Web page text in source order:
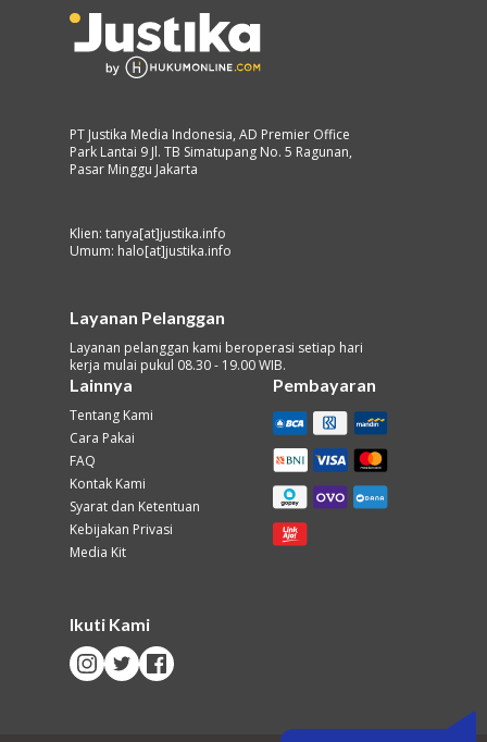
PT Justika Media Indonesia, AD Premier Office
Park Lantai 9 Jl. TB Simatupang No. 5 Ragunan,
Pasar Minggu Jakarta
Klien: tanya[at]justika.info
Umum: halo[at]justika.info
Layanan Pelanggan
Layanan pelanggan kami beroperasi setiap hari
kerja mulai pukul 08.30 - 19.00 WIB.
Lainnya
Tentang Kami
Cara Pakai
FAQ
Kontak Kami
Syarat dan Ketentuan
Kebijakan Privasi
Media Kit
Ikuti Kami
Pembayaran